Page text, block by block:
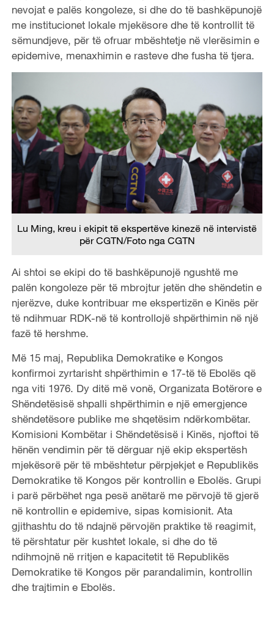
nevojat e palës kongoleze, si dhe do të bashkëpunojë
me institucionet lokale mjekësore dhe të kontrollit të
sëmundjeve, për të ofruar mbështetje në vlerësimin e
epidemive, menaxhimin e rasteve dhe fusha të tjera.
Lu Ming, kreu i ekipit të ekspertëve kinezë në intervistë
për CGTN/Foto nga CGTN
Ai shtoi se ekipi do të bashkëpunojë ngushtë me
palën kongoleze për të mbrojtur jetën dhe shëndetin e
njerëzve, duke kontribuar me ekspertizën e Kinës për
të ndihmuar RDK-në të kontrollojë shpërthimin në një
fazë të hershme.
Më 15 maj, Republika Demokratike e Kongos
konfirmoi zyrtarisht shpërthimin e 17-të të Ebolës që
nga viti 1976. Dy ditë më vonë, Organizata Botërore e
Shëndetësisë shpalli shpërthimin e një emergjence
shëndetësore publike me shqetësim ndërkombëtar.
Komisioni Kombëtar i Shëndetësisë i Kinës, njoftoi të
hënën vendimin për të dërguar një ekip ekspertësh
mjekësorë për të mbështetur përpjekjet e Republikës
Demokratike të Kongos për kontrollin e Ebolës. Grupi
i parë përbëhet nga pesë anëtarë me përvojë të gjerë
në kontrollin e epidemive, sipas komisionit. Ata
gjithashtu do të ndajnë përvojën praktike të reagimit,
të përshtatur për kushtet lokale, si dhe do të
ndihmojnë në rritjen e kapacitetit të Republikës
Demokratike të Kongos për parandalimin, kontrollin
dhe trajtimin e Ebolës.